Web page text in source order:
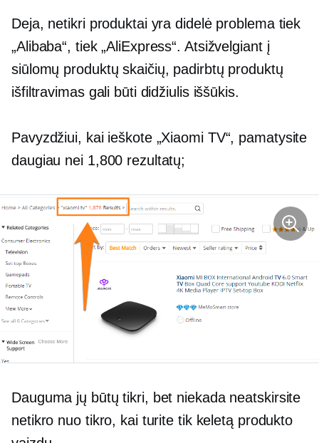
Deja, netikri produktai yra didelė problema tiek
„Alibaba“, tiek „AliExpress“. Atsižvelgiant į
siūlomų produktų skaičių, padirbtų produktų
išfiltravimas gali būti didžiulis iššūkis.
Pavyzdžiui, kai ieškote „Xiaomi TV“, pamatysite
daugiau nei 1,800 rezultatų;
Dauguma jų būtų tikri, bet niekada neatskirsite
netikro nuo tikro, kai turite tik keletą produkto